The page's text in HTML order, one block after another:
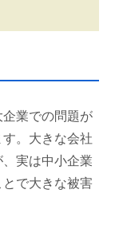
業での問題が
。大きな会社
実は中小企業
で大きな被害